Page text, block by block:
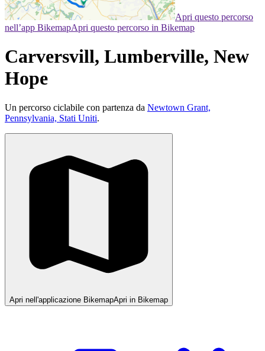
Apri questo percorso
nell’app BikemapApri questo percorso in Bikemap
Carversvill, Lumberville, New
Hope
Un percorso ciclabile con partenza da Newtown Grant,
Pennsylvania, Stati Uniti.
Apri nell'applicazione BikemapApri in Bikemap